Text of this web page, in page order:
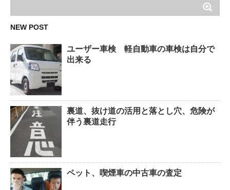
NEW POST
ユーザー車検 軽自動車の車検は自分で
出来る
裏道、抜け道の活用と落とし穴、危険が
伴う裏道走行
ペット、喫煙車の中古車の査定